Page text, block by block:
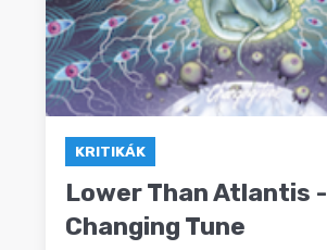
KRITIKÁK
Lower Than Atlantis -
Changing Tune